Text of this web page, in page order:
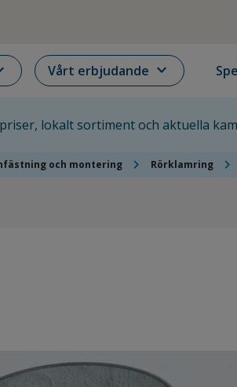
Vårt erbjudande expand_more
lokalt sortiment och aktuella
och montering chevron_right Rörklamring chevron_right